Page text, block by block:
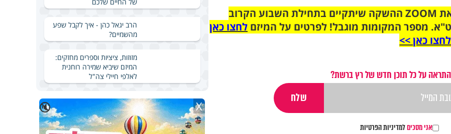
הצטרפו לקבוצת הוואטסאפ לקראת ZOOM ההשקה שיתקיים בתחילת השבוע הקרוב
מספר המקומות מוגבל! לפרטים על המיזם לחצו כאן
כאן >>
על כל תוכן חדש של רץ ברשת?
אני מסכיםלמדיניות הפרטיות
הרב יגאל כהן - איך לקבל שפע
מהשמיים?
מזוזות, ציציות וספרים מחזקים:
המיזם שיביא שמירה רוחנית
לאלפי חיילי צה"ל
🔇 X